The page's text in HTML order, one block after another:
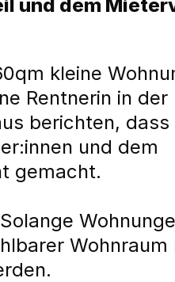
und dem
kleine
Rentnerin in der
berichten, dass
und dem
gemacht.
Wohnraum